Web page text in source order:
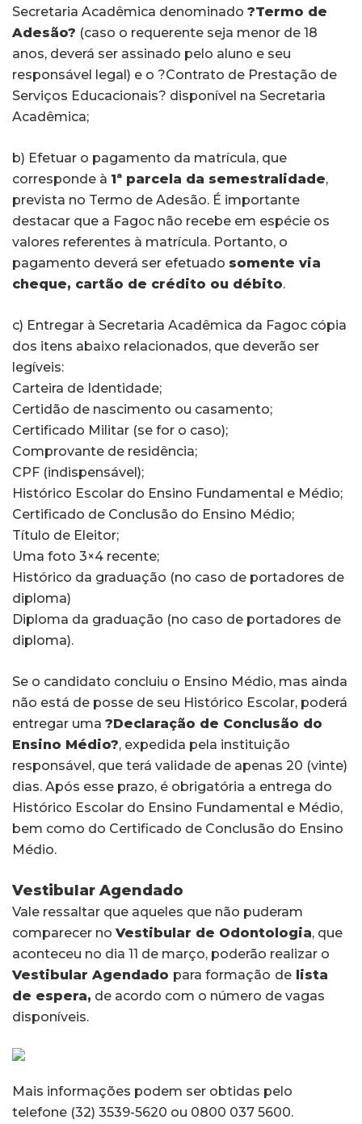
Secretaria Acadêmica denominado ?Termo de
Adesão? (caso o requerente seja menor de 18
anos, deverá ser assinado pelo aluno e seu
responsável legal) e o ?Contrato de Prestação de
Serviços Educacionais? disponível na Secretaria
Acadêmica;
b) Efetuar o pagamento da matrícula, que
corresponde à 1ª parcela da semestralidade,
prevista no Termo de Adesão. É importante
destacar que a Fagoc não recebe em espécie os
valores referentes à matrícula. Portanto, o
pagamento deverá ser efetuado somente via
cheque, cartão de crédito ou débito.
c) Entregar à Secretaria Acadêmica da Fagoc cópia
dos itens abaixo relacionados, que deverão ser
legíveis:
Carteira de Identidade;
Certidão de nascimento ou casamento;
Certificado Militar (se for o caso);
Comprovante de residência;
CPF (indispensável);
Histórico Escolar do Ensino Fundamental e Médio;
Certificado de Conclusão do Ensino Médio;
Título de Eleitor;
Uma foto 3×4 recente;
Histórico da graduação (no caso de portadores de
diploma)
Diploma da graduação (no caso de portadores de
diploma).
Se o candidato concluiu o Ensino Médio, mas ainda
não está de posse de seu Histórico Escolar, poderá
entregar uma ?Declaração de Conclusão do
Ensino Médio?, expedida pela instituição
responsável, que terá validade de apenas 20 (vinte)
dias. Após esse prazo, é obrigatória a entrega do
Histórico Escolar do Ensino Fundamental e Médio,
bem como do Certificado de Conclusão do Ensino
Médio.
Vestibular Agendado
Vale ressaltar que aqueles que não puderam
comparecer no Vestibular de Odontologia, que
aconteceu no dia 11 de março, poderão realizar o
Vestibular Agendado para formação de lista
de espera, de acordo com o número de vagas
disponíveis.
Mais informações podem ser obtidas pelo
telefone (32) 3539-5620 ou 0800 037 5600.